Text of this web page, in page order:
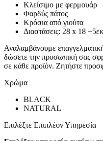
Κλείσιμο με φερμουάρ
Φαρδύς πάτος
Κρόσια από γιούτα
Διαστάσεις: 28 x 18
Αναλαμβάνουμε
δώσετε την προσωπική σας
σε κάθε προϊόν. Ζητήστε
Χρώμα
BLACK
NATURAL
Επιλέξτε Επιπλέον Υπηρεσία